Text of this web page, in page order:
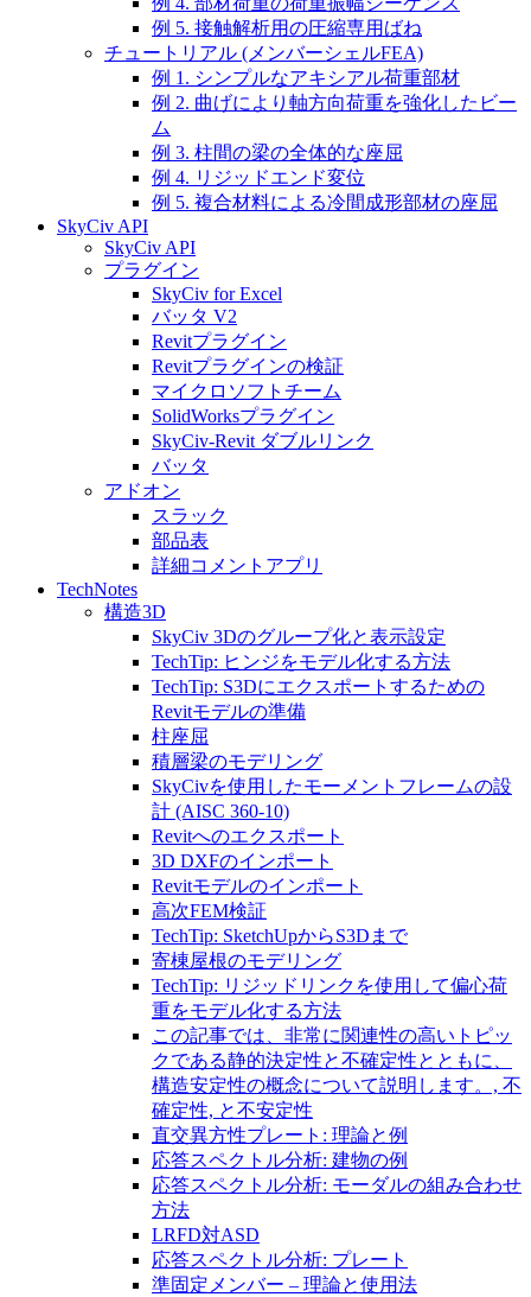
例 5. 接触解析用の圧縮専用ばね
チュートリアル (メンバーシェルFEA)
例 1. シンプルなアキシアル荷重部材
例 2. 曲げにより軸方向荷重を強化したビー
ム
例 3. 柱間の梁の全体的な座屈
例 4. リジッドエンド変位
例 5. 複合材料による冷間成形部材の座屈
SkyCiv API
SkyCiv API
プラグイン
SkyCiv for Excel
バッタ V2
Revitプラグイン
Revitプラグインの検証
マイクロソフトチーム
SolidWorksプラグイン
SkyCiv-Revit ダブルリンク
バッタ
アドオン
スラック
部品表
詳細コメントアプリ
TechNotes
構造3D
SkyCiv 3Dのグループ化と表示設定
TechTip: ヒンジをモデル化する方法
TechTip: S3Dにエクスポートするための
Revitモデルの準備
柱座屈
積層梁のモデリング
SkyCivを使用したモーメントフレームの設
計 (AISC 360-10)
Revitへのエクスポート
3D DXFのインポート
Revitモデルのインポート
高次FEM検証
TechTip: SketchUpからS3Dまで
寄棟屋根のモデリング
TechTip: リジッドリンクを使用して偏心荷
重をモデル化する方法
この記事では、非常に関連性の高いトピッ
クである静的決定性と不確定性とともに、
構造安定性の概念について説明します。, 不
確定性, と不安定性
直交異方性プレート: 理論と例
応答スペクトル分析: 建物の例
応答スペクトル分析: モーダルの組み合わせ
方法
LRFD対ASD
応答スペクトル分析: プレート
準固定メンバー – 理論と使用法